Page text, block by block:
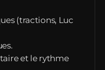
(tractions, Luc
et le rythme